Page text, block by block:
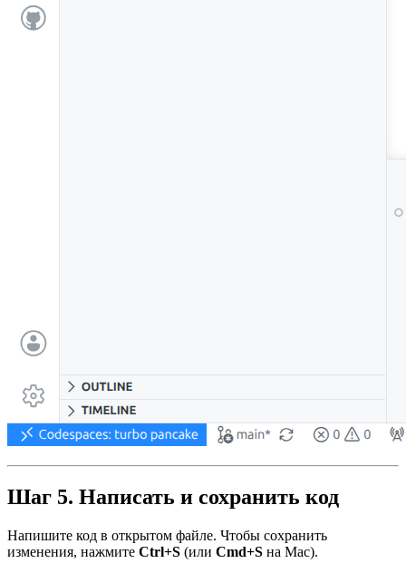
Шаг 5. Написать и сохранить код
Напишите код в открытом файле. Чтобы сохранить
изменения, нажмите Ctrl+S (или Cmd+S на Mac).